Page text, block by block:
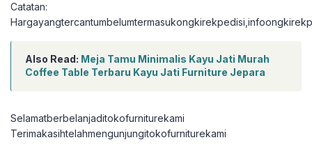
Catatan:
Also Read: Meja Tamu Minimalis Kayu Jati Murah
Coffee Table Terbaru Kayu Jati Furniture Jepara
Selamatberbelanjaditokofurniturekami
Terimakasihtelahmengunjungitokofurniturekami